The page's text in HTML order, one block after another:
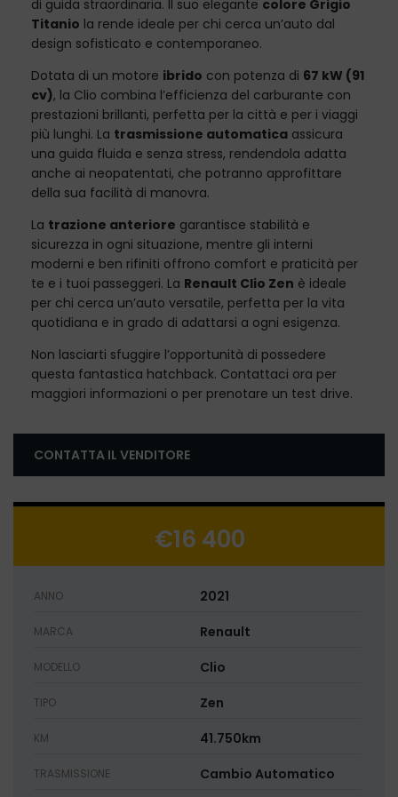
di guida straordinaria. Il suo elegante colore Grigio
Titanio la rende ideale per chi cerca un’auto dal
design sofisticato e contemporaneo.
Dotata di un motore ibrido con potenza di 67 kW (91
cv), la Clio combina l’efficienza del carburante con
prestazioni brillanti, perfetta per la città e per i viaggi
più lunghi. La trasmissione automatica assicura
una guida fluida e senza stress, rendendola adatta
anche ai neopatentati, che potranno approfittare
della sua facilità di manovra.
La trazione anteriore garantisce stabilità e
sicurezza in ogni situazione, mentre gli interni
moderni e ben rifiniti offrono comfort e praticità per
te e i tuoi passeggeri. La Renault Clio Zen è ideale
per chi cerca un’auto versatile, perfetta per la vita
quotidiana e in grado di adattarsi a ogni esigenza.
Non lasciarti sfuggire l’opportunità di possedere
questa fantastica hatchback. Contattaci ora per
maggiori informazioni o per prenotare un test drive.
CONTATTA IL VENDITORE
€16 400
ANNO 2021
MARCA Renault
MODELLO Clio
TIPO Zen
KM 41.750km
TRASMISSIONE Cambio Automatico